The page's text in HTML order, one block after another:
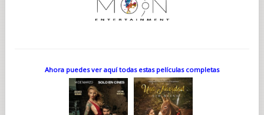
Ahora puedes ver aquí todas estas películas completas